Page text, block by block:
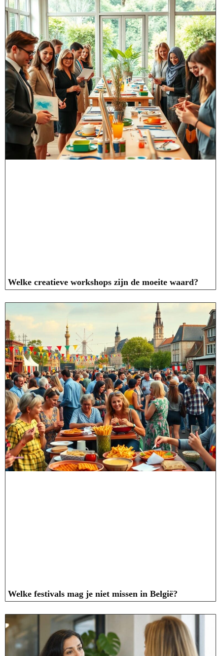
Welke creatieve workshops zijn de moeite waard?
Welke festivals mag je niet missen in België?